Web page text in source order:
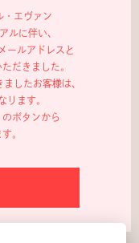
・エヴァン
ルに伴い、
ールアドレスと
だきました。
したお客様は、
ます。
ボタンから
。